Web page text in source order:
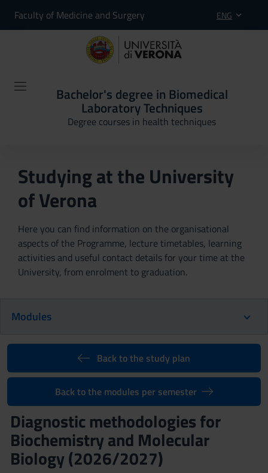
Faculty of Medicine and Surgery ENG
Bachelor's degree in Biomedical
Laboratory Techniques
Degree courses in health techniques
Studying at the University
of Verona
Here you can find information on the organisational
aspects of the Programme, lecture timetables, learning
activities and useful contact details for your time at the
University, from enrolment to graduation.
Modules
Back to the study plan
Back to the modules per semester
Diagnostic methodologies for
Biochemistry and Molecular
Biology (2026/2027)